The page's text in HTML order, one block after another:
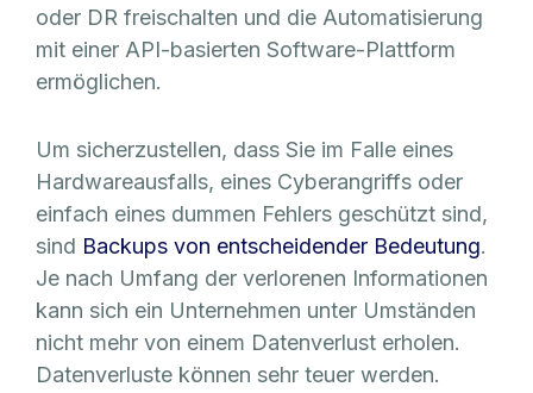
oder DR freischalten und die Automatisierung
mit einer API-basierten Software-Plattform
ermöglichen.
Um sicherzustellen, dass Sie im Falle eines
Hardwareausfalls, eines Cyberangriffs oder
einfach eines dummen Fehlers geschützt sind,
sind Backups von entscheidender Bedeutung.
Je nach Umfang der verlorenen Informationen
kann sich ein Unternehmen unter Umständen
nicht mehr von einem Datenverlust erholen.
Datenverluste können sehr teuer werden.